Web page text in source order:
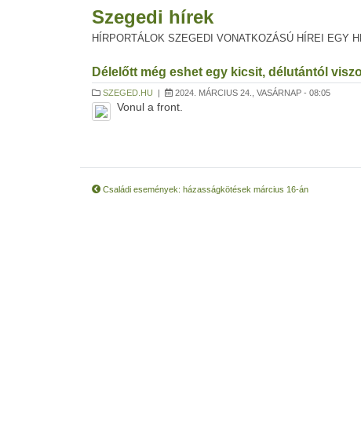
Szegedi hírek
HÍRPORTÁLOK SZEGEDI VONATKOZÁSÚ HÍREI EGY
Délelőtt még eshet egy kicsit, délutántól
SZEGED.HU | 2024. MÁRCIUS 24., VASÁRNAP - 08:05
Vonul a front.
Családi események: házasságkötések március 16-án